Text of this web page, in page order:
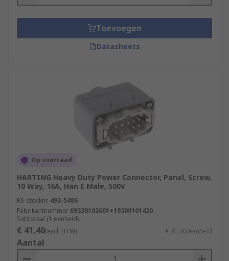
robusthousing, they can be used in very harsh
environmental conditions.
Toevoegen
Datasheets
Op voorraad
HARTING Heavy Duty Power Connector, Panel, Screw,
10 Way, 16A, Han E Male, 500V
RS-stocknr. 492-5486
Fabrikantnummer 09330102601+19300101420
Subtotaal (1 eenheid)
€ 41,40(excl. BTW) € 41,40/eenheid
Aantal